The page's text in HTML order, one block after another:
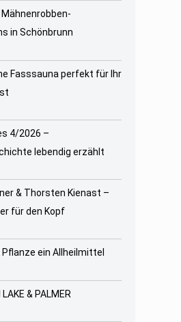
in Schönbrunn
Fasssauna perfekt für Ihr
4/2026 –
lebendig erzählt
& Thorsten Kienast –
für den Kopf
Pflanze ein Allheilmittel
LAKE & PALMER